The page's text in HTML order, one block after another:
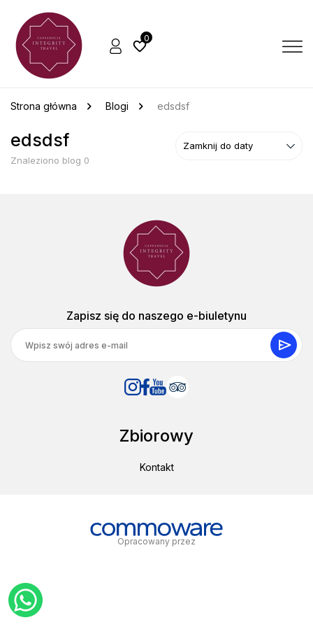
0
Strona główna Blogi edsdsf
edsdsf
Znaleziono blog 0
Zapisz się do naszego e-biuletynu
Zbiorowy
Kontakt
Opracowany przez